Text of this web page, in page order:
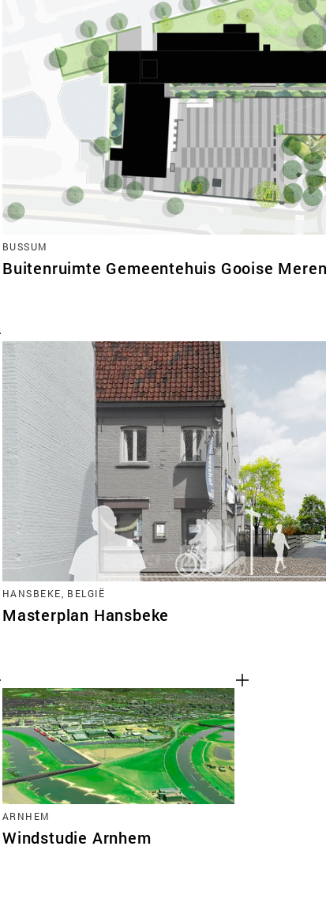
BUSSUM
Buitenruimte Gemeentehuis Gooise Meren
HANSBEKE, BELGIË
Masterplan Hansbeke
ARNHEM
Windstudie Arnhem